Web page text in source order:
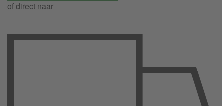
of direct naar